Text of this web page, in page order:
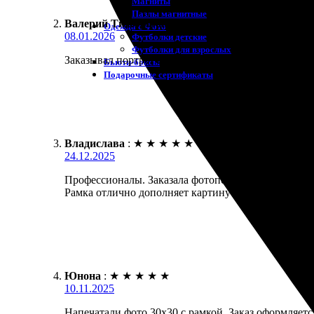
Пазлы магнитные
Одежда с Фото
Футболки детские
Футболки для взрослых
Бьюти-боксы
Подарочные сертификаты
Валерий Тихомиров
08.01.2026
Заказывал портрет в стиле Dream Art для жены.
Владислава : ★ ★ ★ ★ ★
24.12.2025
Профессионалы. Заказала фотопечать 30х30 с
Рамка отлично дополняет картину! Качество на
Юнона : ★ ★ ★ ★ ★
10.11.2025